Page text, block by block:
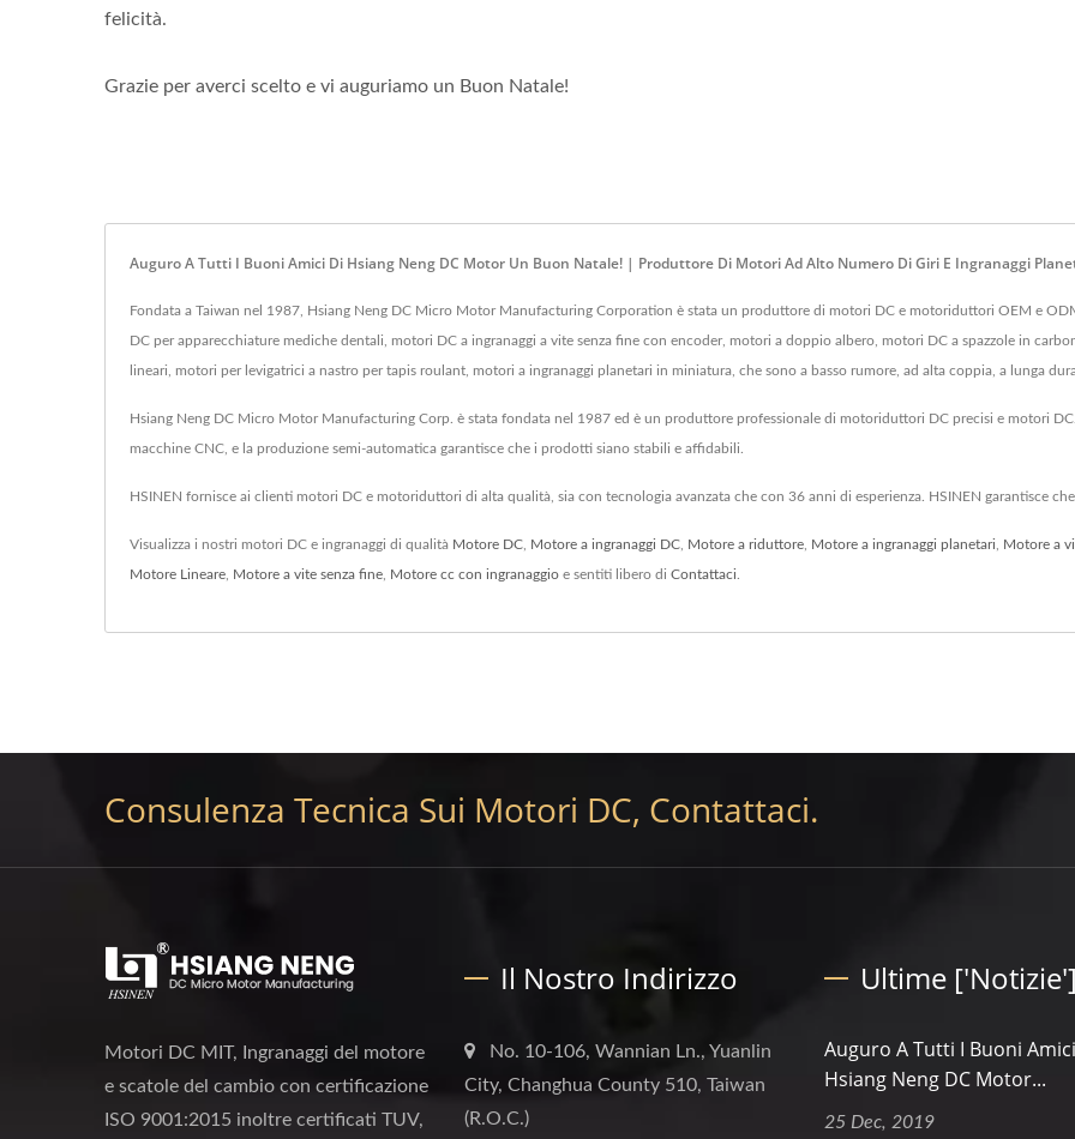
felicità.
Grazie per averci scelto e vi auguriamo un Buon Natale!
Auguro A Tutti I Buoni Amici Di Hsiang Neng DC Motor Un Buon Natale! | Produttore Di Motori Ad Alto Numero Di Giri E Ingranaggi
Fondata a Taiwan nel 1987, Hsiang Neng DC Micro Motor Manufacturing Corporation è stata un produttore di motori DC e motoriduttori OEM e
DC per apparecchiature mediche dentali, motori DC a ingranaggi a vite senza fine con encoder, motori a doppio albero, motori DC a spazzole in
lineari, motori per levigatrici a nastro per tapis roulant, motori a ingranaggi planetari in miniatura, che sono a basso rumore, ad alta coppia, a lunga
Hsiang Neng DC Micro Motor Manufacturing Corp. è stata fondata nel 1987 ed è un produttore professionale di motoriduttori DC precisi e motori
macchine CNC, e la produzione semi-automatica garantisce che i prodotti siano stabili e affidabili.
HSINEN fornisce ai clienti motori DC e motoriduttori di alta qualità, sia con tecnologia avanzata che con 36 anni di esperienza. HSINEN garantisce
Visualizza i nostri motori DC e ingranaggi di qualità Motore DC Motore a ingranaggi DC Motore a riduttore Motore a ingranaggi planetari Motore a
Motore Lineare Motore a vite senza fine Motore cc con ingranaggio e sentiti libero di Contattaci
Consulenza Tecnica Sui Motori DC, Contattaci.
Motori DC MIT, Ingranaggi del motore
e scatole del cambio con certificazione
ISO 9001:2015 inoltre certificati TUV,
Il Nostro Indirizzo
No. 10-106, Wannian Ln., Yuanlin
City, Changhua County 510, Taiwan
(R.O.C.)
Ultime ['Notizie']
Auguro A Tutti I Buoni
Hsiang Neng DC Motor...
25 Dec, 2019